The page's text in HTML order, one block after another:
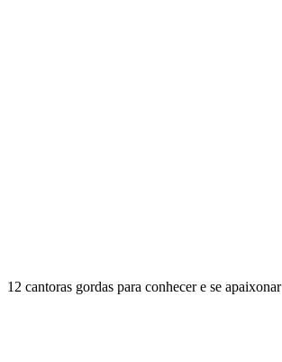
12 cantoras gordas para conhecer e se apaixonar